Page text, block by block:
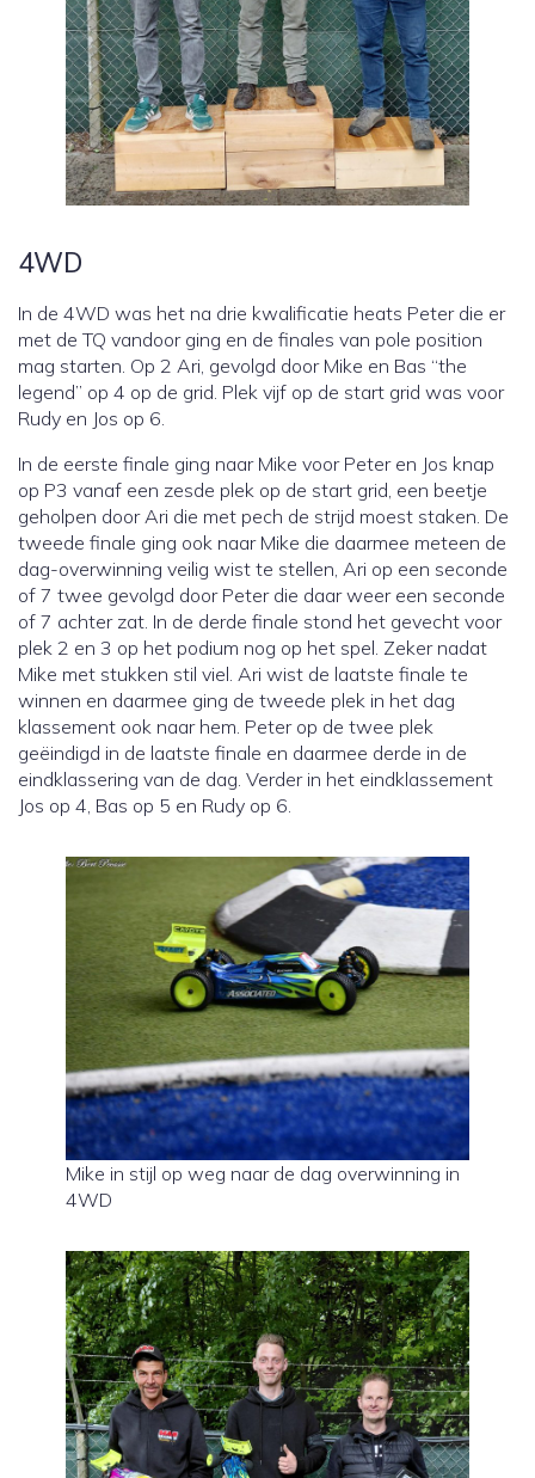
4WD
In de 4WD was het na drie kwalificatie heats Peter die er
met de TQ vandoor ging en de finales van pole position
mag starten. Op 2 Ari, gevolgd door Mike en Bas “the
legend” op 4 op de grid. Plek vijf op de start grid was voor
Rudy en Jos op 6.
In de eerste finale ging naar Mike voor Peter en Jos knap
op P3 vanaf een zesde plek op de start grid, een beetje
geholpen door Ari die met pech de strijd moest staken. De
tweede finale ging ook naar Mike die daarmee meteen de
dag-overwinning veilig wist te stellen, Ari op een seconde
of 7 twee gevolgd door Peter die daar weer een seconde
of 7 achter zat. In de derde finale stond het gevecht voor
plek 2 en 3 op het podium nog op het spel. Zeker nadat
Mike met stukken stil viel. Ari wist de laatste finale te
winnen en daarmee ging de tweede plek in het dag
klassement ook naar hem. Peter op de twee plek
geëindigd in de laatste finale en daarmee derde in de
eindklassering van de dag. Verder in het eindklassement
Jos op 4, Bas op 5 en Rudy op 6.
Mike in stijl op weg naar de dag overwinning in
4WD